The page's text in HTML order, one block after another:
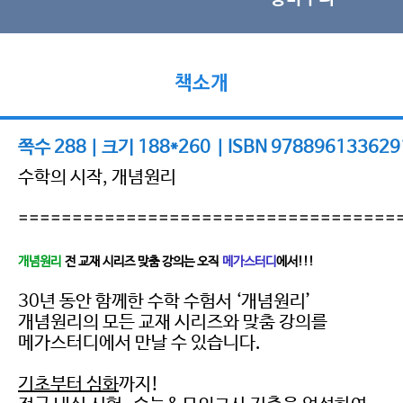
책소개
쪽수 288 | 크기 188*260 | ISBN
수학의 시작, 개념원리
개념원리 전 교재 시리즈 맞춤 강의는 오직 메가스터디에서!!!
30년 동안 함께한 수학 수험서 ‘개념원리’
개념원리의 모든 교재 시리즈와 맞춤 강의를
메가스터디에서 만날 수 있습니다.
기초부터 심화까지!